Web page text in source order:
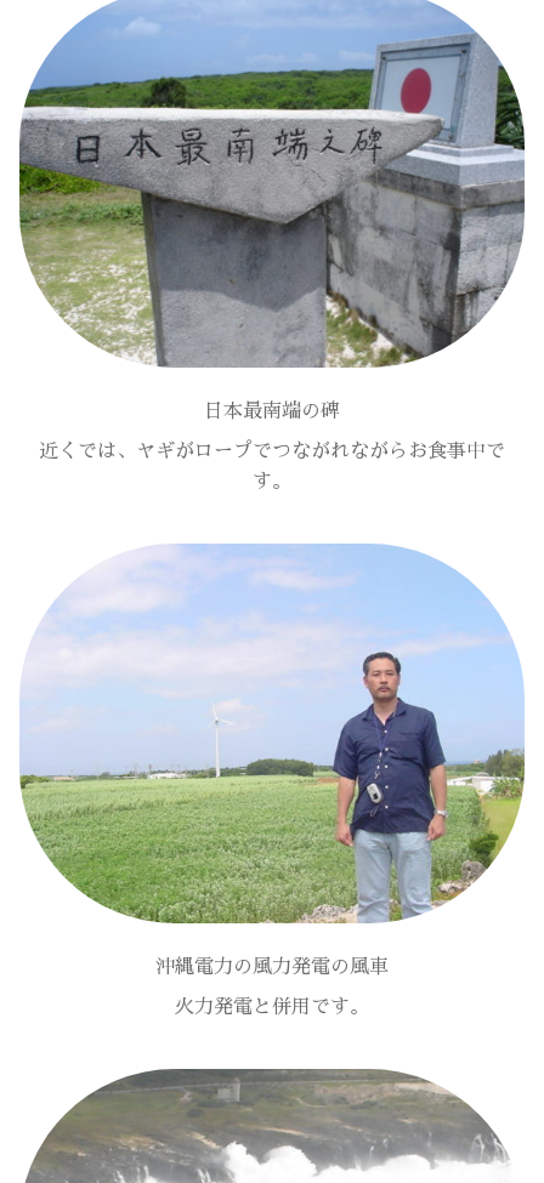
日本最南端の碑
近くでは、ヤギがロープでつながれながらお食事中で
す。
沖縄電力の風力発電の風車
火力発電と併用です。